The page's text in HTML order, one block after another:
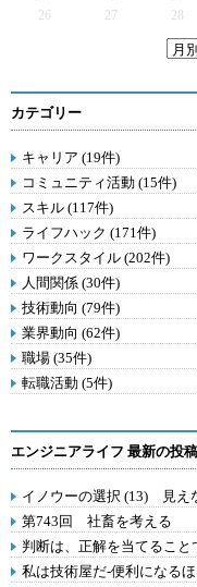
26
27 28
カテゴリー
キャリア (19件)
コミュニティ活動 (15件)
スキル (117件)
ライフハック (171件)
ワークスタイル (202件)
人間関係 (30件)
技術動向 (79件)
業界動向 (62件)
職場 (35件)
転職活動 (5件)
エンジニアライフ 最新の投稿
イノウーの選択 (13) 見え
第743回 社畜を考える
判断は、正解を当てること
私は技術屋だ-便利になる